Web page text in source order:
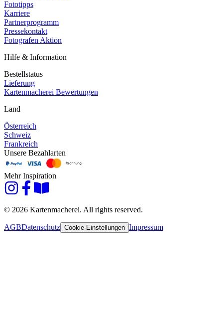
Fototipps
Karriere
Partnerprogramm
Pressekontakt
Fotografen Aktion
Hilfe & Information
Bestellstatus
Lieferung
Kartenmacherei Bewertungen
Land
Österreich
Schweiz
Frankreich
Unsere Bezahlarten
Mehr Inspiration
© 2026 Kartenmacherei. All rights reserved.
AGBDatenschutz Cookie-Einstellungen Impressum